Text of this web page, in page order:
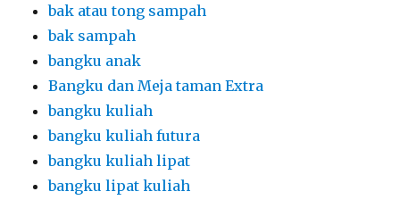
bak atau tong sampah
bak sampah
bangku anak
Bangku dan Meja taman Extra
bangku kuliah
bangku kuliah futura
bangku kuliah lipat
bangku lipat kuliah